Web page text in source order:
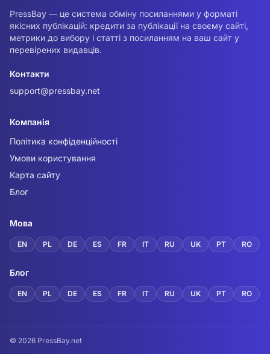
PressBay — це система обміну посиланнями у форматі
якісних публікацій: кредити за публікації на своєму сайті,
метрики до вибору і статті з посиланням на ваш сайт у
перевірених видавців.
Контакти
support@pressbay.net
Компанія
Політика конфіденційності
Умови користування
Карта сайту
Блог
Мова
EN PL DE ES FR IT RU UK PT RO
Блог
EN PL DE ES FR IT RU UK PT RO
© 2026 PressBay.net